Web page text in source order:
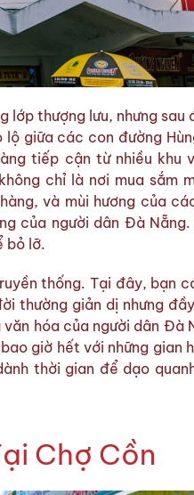
lớp thượng lưu, nhưng sau
giữa các con đường
tiếp cận từ nhiều khu
chỉ là nơi mua sắm
và mùi hương của
của người dân Đà Nẵng.
bỏ lỡ.
thống. Tại đây, bạn
thường giản dị nhưng
hóa của người dân Đà
giờ hết với những gian
thời gian để dạo
Chợ Cồn